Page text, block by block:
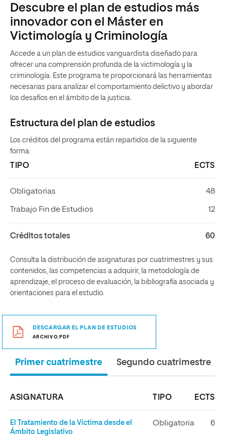
Descubre el plan de estudios más
innovador con el Máster en
Victimología y Criminología
Accede a un plan de estudios vanguardista diseñado para
ofrecer una comprensión profunda de la victimología y la
criminología. Este programa te proporcionará las herramientas
necesarias para analizar el comportamiento delictivo y abordar
los desafíos en el ámbito de la justicia.
Estructura del plan de estudios
Los créditos del programa están repartidos de la siguiente
forma:
TIPO ECTS
Obligatorias 48
Trabajo Fin de Estudios 12
Créditos totales 60
Consulta la distribución de asignaturas por cuatrimestres y sus
contenidos, las competencias a adquirir, la metodología de
aprendizaje, el proceso de evaluación, la bibliografía asociada y
orientaciones para el estudio.
DESCARGAR EL PLAN DE ESTUDIOS
ARCHIVO.PDF
Primer cuatrimestre Segundo cuatrimestre
ASIGNATURA TIPO ECTS
El Tratamiento de la Víctima desde el
Ámbito Legislativo
Obligatoria 6